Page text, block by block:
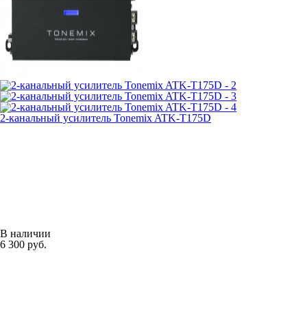
2-канальный усилитель Tonemix ATK-T175D
В наличии
6 300 руб.